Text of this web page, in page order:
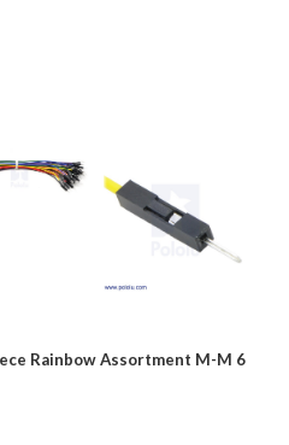
Rainbow Assortment M-M 6